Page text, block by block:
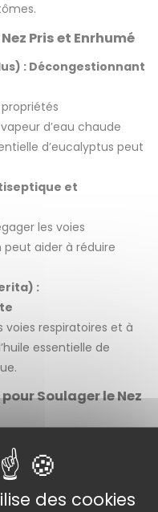
Pris et Enrhumé
: Décongestionnant
d’eau chaude
d’eucalyptus peut
et
les voies
peut aider à réduire
:
voies respiratoires et à
essentielle de
Soulager le Nez
aider à dégager les
des cookies